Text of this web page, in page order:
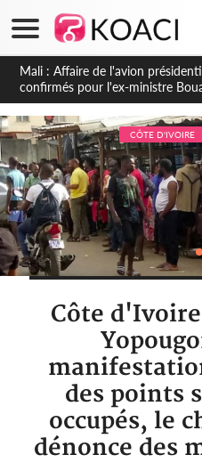
Nigeria : Le Togo et le
produits de la raffinerie
CÔTE D'IVOIRE
Côte
des points
occupés, le
dénonce des